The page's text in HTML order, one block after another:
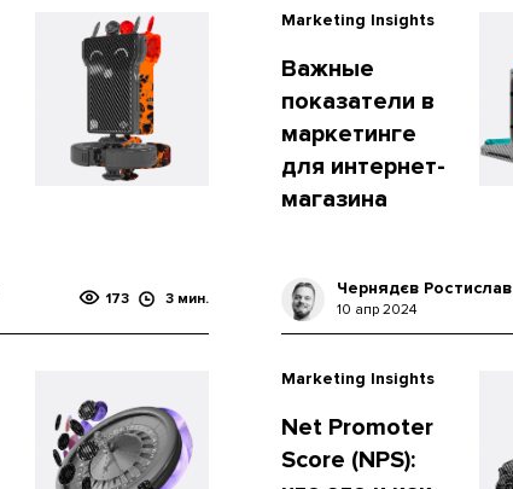
173 3 мин.
Marketing Insights
Важные
показатели в
маркетинге
для интернет-
магазина
Чернядєв Ростислав
10 апр 2024
Marketing Insights
Net Promoter
Score (NPS):